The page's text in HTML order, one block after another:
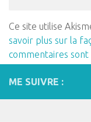
Ce site utilise
savoir plus sur la
commentaires
ME SUIVRE :